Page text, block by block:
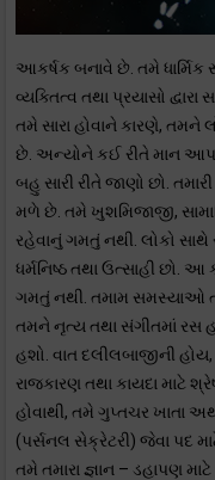
આકર્ષક બનાવે છે. તમે
વ્યક્તિત્વ તથા પ્રયાસો દ્વારા
તમે સારા હોવાને કારણે, તમને
છે. અન્યોને કઈ રીતે માન
બહુ સારી રીતે જાણો છો.
મળે છે. તમે ખુશમિજાજી,
રહેવાનું ગમતું નથી. લોકો સાથે
ધર્મનિષ્ઠ તથા ઉત્સાહી છો.
ગમતું નથી. તમામ સમસ્યાઓ
તમને નૃત્ય તથા સંગીતમાં રસ
હશો. વાત દલીલબાજીની
રાજકારણ તથા કાયદા માટે
હોવાથી, તમે ગુપ્તચર ખાતા
(પર્સનલ સેક્રેટરી) જેવા પદ
તમે તમારા જ્ઞાન – ડહાપણ